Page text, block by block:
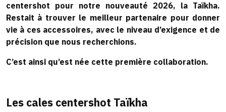
centershot pour notre nouveauté 2026, la Taïkha.
Restait à trouver le meilleur partenaire pour donner
vie à ces accessoires, avec le niveau d’exigence et de
précision que nous recherchions.
C’est ainsi qu’est née cette première collaboration.
Les cales centershot Taïkha